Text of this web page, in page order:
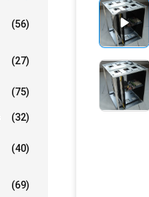
(56)
(27)
(75)
(32)
(40)
(69)